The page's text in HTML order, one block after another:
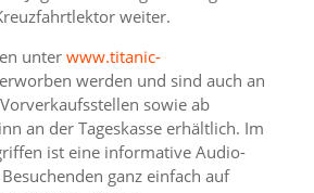
weiter.
unter www.titanic-
erworben werden und sind auch an
sowie ab
an der Tageskasse erhältlich. Im
ist eine informative Audio-
ganz einfach auf